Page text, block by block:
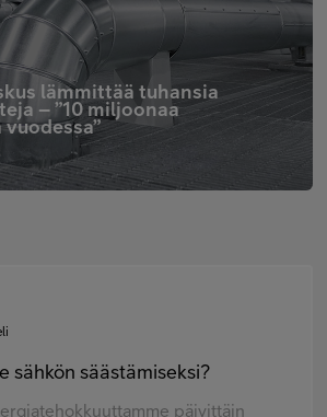
lämmittää tuhansia
– ”10 miljoonaa
sähkön säästämiseksi?
päivittäin